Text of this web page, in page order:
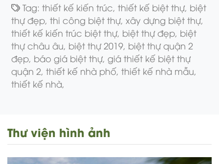
Tag: thiết kế kiến trúc, thiết kế biệt thự, biệt
thự đẹp, thi công biệt thự, xây dựng biệt thự,
thiết kế kiến trúc biệt thự, biệt thự đẹp, biệt
thự châu âu, biệt thự 2019, biệt thự quận 2
đẹp, báo giá biệt thự, giá thiết kế biệt thự
quận 2, thiết kế nhà phố, thiết kế nhà mẫu,
thiết kế nhà,
Thư viện hình ảnh